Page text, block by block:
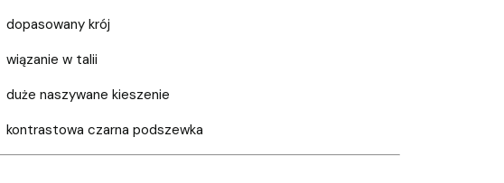
dopasowany krój
wiązanie w talii
duże naszywane kieszenie
kontrastowa czarna podszewka